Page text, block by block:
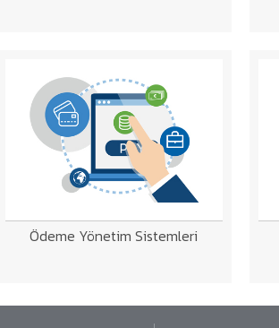
Ödeme Yönetim Sistemleri